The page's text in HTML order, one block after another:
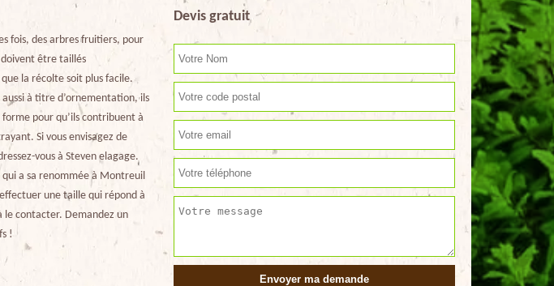
fois, des arbres fruitiers, pour
être taillés
la récolte soit plus facile.
à titre d’ornementation, ils
pour qu’ils contribuent à
Si vous envisagez de
vous à Steven elagage.
qui a sa renommée à Montreuil
une taille qui répond à
le contacter. Demandez un
!
Devis gratuit